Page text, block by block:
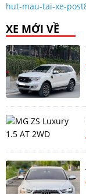
hut-mau-tai-xe-
XE MỚI VỀ